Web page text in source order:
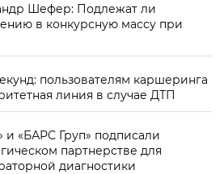
Шефер: Подлежат ли
в конкурсную массу при
пользователям каршеринга
линия в случае ДТП
«БАРС Груп» подписали
партнерстве для
диагностики